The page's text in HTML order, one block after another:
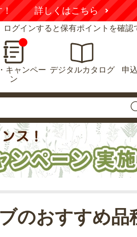
！ 詳しくはこちら
グインすると保有ポイントを確認
キャンペー
ン
デジタルカタログ 申
のおすすめ品